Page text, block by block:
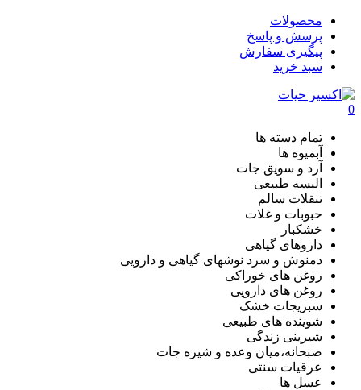
محصولات
پرسش و پاسخ
پیگیری سفارش
سبد خرید
0
تمام دسته ها
آبمیوه ها
آرد و سویق جات
البسه طبیعی
تنقلات سالم
حبوبات و غلات
خشکبار
داروهای گیاهی
دمنوش و سرد نوشهای گیاهی و دارویی
روغن های خوراکی
روغن های دارویی
سبزیجات خشک
شوینده های طبیعی
شیرینی زندگی
صبحانه،میان وعده و شیره جات
عرقیات سنتی
عسل ها